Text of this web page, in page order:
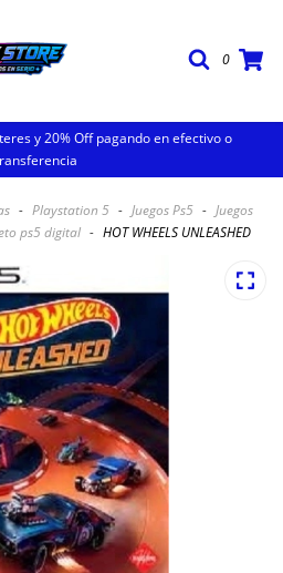
0
y 20% Off pagando en efectivo o
- Playstation 5 - Juegos Ps5 - Juegos
ps5 digital - HOT WHEELS UNLEASHED